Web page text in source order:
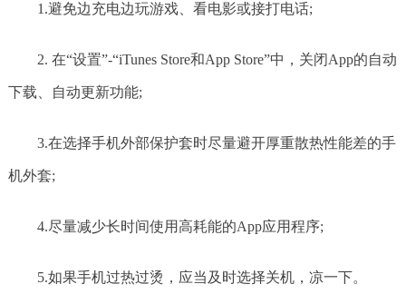
1.避免边充电边玩游戏、看电影或接打电话;
2. 在“设置”-“iTunes Store和App Store”中，关闭App的自动
下载、自动更新功能;
3.在选择手机外部保护套时尽量避开厚重散热性能差的手
机外套;
4.尽量减少长时间使用高耗能的App应用程序;
5.如果手机过热过烫，应当及时选择关机，凉一下。